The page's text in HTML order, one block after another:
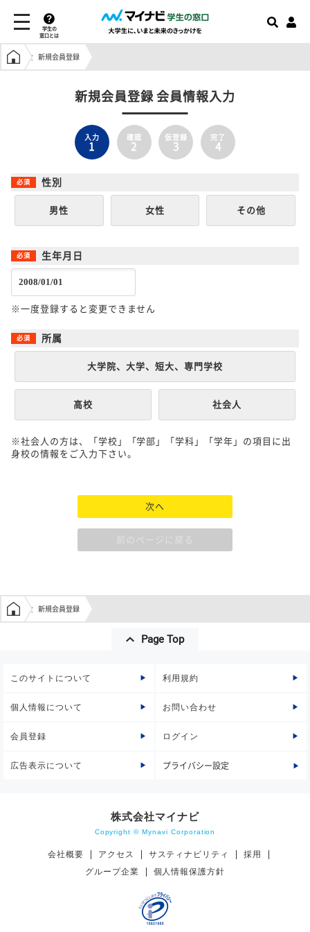
学生の
窓口とは
学生の窓口トップ
新規会員登録
新規会員登録 会員情報入力
入力
1
確認
2
仮登録
3
完了
4
性別
男性 女性 その他
生年月日
※一度登録すると変更できません
所属
大学院、大学、短大、専門学校
高校 社会人
※社会人の方は、「学校」「学部」「学科」「学年」の項目に出
身校の情報をご入力下さい。
次へ
前のページに戻る
学生の窓口トップ
新規会員登録
Page Top
このサイトについて 利用規約
個人情報について お問い合わせ
会員登録 ログイン
広告表示について プライバシー設定
株式会社マイナビ
Copyright © Mynavi Corporation
会社概要 アクセス サスティナビリティ
採用
グループ企業
個人情報保護方針